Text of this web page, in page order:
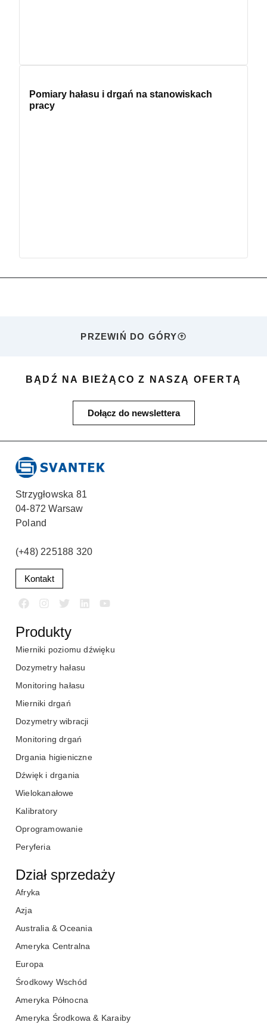
Pomiary hałasu i drgań na stanowiskach
pracy
PRZEWIŃ DO GÓRY
BĄDŹ NA BIEŻĄCO Z NASZĄ OFERTĄ
Dołącz do newslettera
Strzygłowska 81
04-872 Warsaw
Poland
(+48) 225188 320
Kontakt
Produkty
Mierniki poziomu dźwięku
Dozymetry hałasu
Monitoring hałasu
Mierniki drgań
Dozymetry wibracji
Monitoring drgań
Drgania higieniczne
Dźwięk i drgania
Wielokanałowe
Kalibratory
Oprogramowanie
Peryferia
Dział sprzedaży
Afryka
Azja
Australia & Oceania
Ameryka Centralna
Europa
Środkowy Wschód
Ameryka Północna
Ameryka Środkowa & Karaiby